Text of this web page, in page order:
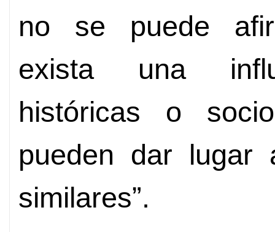
no se puede
exista una
históricas o
pueden dar lugar
similares”.